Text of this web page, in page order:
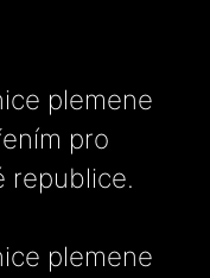
plemene
pro
republice.
plemene